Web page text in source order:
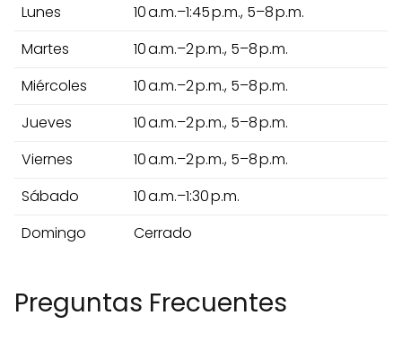
Lunes
10 a.m.–1:45 p.m., 5–8 p.m.
Martes
10 a.m.–2 p.m., 5–8 p.m.
Miércoles
10 a.m.–2 p.m., 5–8 p.m.
Jueves
10 a.m.–2 p.m., 5–8 p.m.
Viernes
10 a.m.–2 p.m., 5–8 p.m.
Sábado
10 a.m.–1:30 p.m.
Domingo
Cerrado
Preguntas Frecuentes